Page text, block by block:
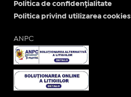
Politica de confidențialitate
Politica privind utilizarea cookies
ANPC